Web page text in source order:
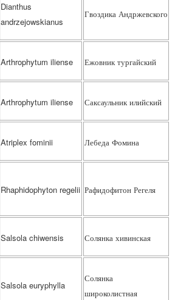
Dianthus
andrzejowskianus
Гвоздика Андржевского
Arthrophytum iliense Ежовник тургайский
Arthrophytum iliense Саксаульник илийский
Atriplex fominii Лебеда Фомина
Rhaphidophyton regelii Рафидофитон Регеля
Salsola chiwensis Солянка хивинская
Salsola euryphylla
Солянка
широколистная